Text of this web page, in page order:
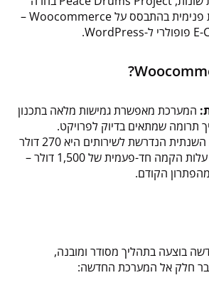
לפתח מערכת תרומות פנימית בהתבסס על Woocommerce –
המערכת מאפשרת גמישות מלאה בתכנון
תרומה שמתאים בדיוק לפרויקט.
העלות השנתית הנדרשת לשירותים היא 270 דולר
בלבד, בתוספת עלות הקמה חד-פעמית של 1,500 דולר –
הקודם.
בוצעה בתהליך מסודר ומובנה,
חלק אל המערכת החדשה: